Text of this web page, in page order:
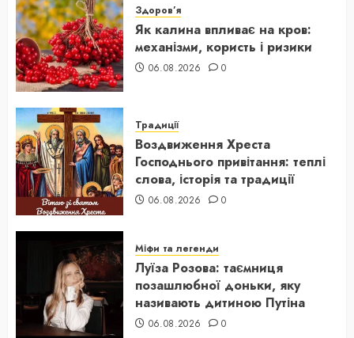
Здоров’я
Як калина впливає на кров:
механізми, користь і ризики
06.08.2026 0
Традиції
Воздвиження Хреста
Господнього привітання: теплі
слова, історія та традиції
06.08.2026 0
Міфи та легенди
Луїза Розова: таємниця
позашлюбної доньки, яку
називають дитиною Путіна
06.08.2026 0